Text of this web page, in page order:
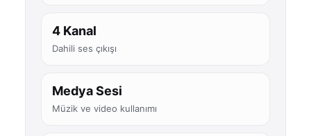
4 Kanal
Dahili ses çıkışı
Medya Sesi
Müzik ve video kullanımı